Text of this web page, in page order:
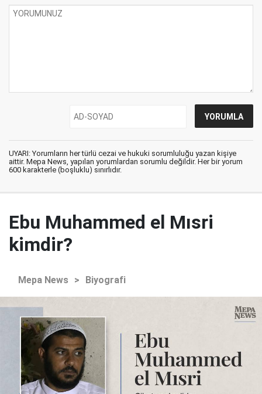
UYARI: Yorumların her türlü cezai ve hukuki sorumluluğu yazan kişiye
aittir. Mepa News, yapılan yorumlardan sorumlu değildir. Her bir yorum
600 karakterle (boşluklu) sınırlıdır.
Ebu Muhammed el Mısri
kimdir?
Mepa News > Biyografi